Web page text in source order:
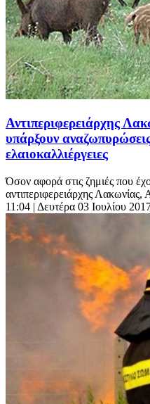
Αντιπεριφερειάρχης
υπάρξουν
ελαιοκαλλιέργειες
Όσον αφορά στις ζημιές που
αντιπεριφερειάρχης Λακωνίας,
11:04 | Δευτέρα 03 Ιουλίου